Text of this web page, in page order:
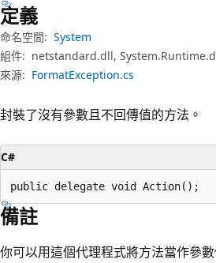
定義
命名空間: System
組件: netstandard.dll,
來源: FormatException.cs
封裝了沒有參數且不回傳值的方法。
C#
public delegate void Action();
備註
你可以用這個代理程式將方法當作參